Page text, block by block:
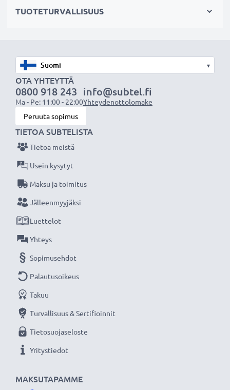
asennus ja täydellinen istuvuus, sopii myös
Huomio:Maksimaalisen akun suorituskyvyn,
tehokkuuden ja käyttöiän varmistamiseksi lataa akku
täyteen ennen ensimmäistä käyttökertaa.
Jokainen CELLONIC tarvikeakkumme testataan
tarkasti parhaan suorituskyvyn ja pitkäkestoisen
tehokkuuden varmistamiseksi. Tilaa nyt, 3 vuoden
takuu!
TUOTETURVALLISUUS
▾
OTA YHTEYTTÄ
0800 918 243
Ma - Pe: 11:00 - 22:00
info@subtel.fi
Yhteydenottolomake
Peruuta sopimus
MAKSUTAPAMME
TIETOA SUBTELISTA
Tietoa meistä
Usein kysytyt
Maksu ja toimitus
Jälleenmyyjäksi
Luettelot
Yhteys
Sopimusehdot
Palautusoikeus
Takuu
Turvallisuus & Sertifioinnit
Tietosuojaseloste
Yritystiedot